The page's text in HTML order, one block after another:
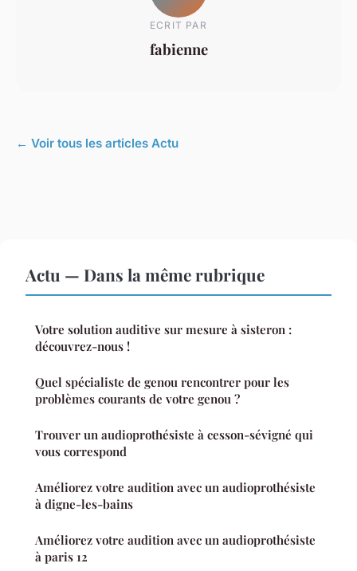
ECRIT PAR
fabienne
← Voir tous les articles Actu
Actu — Dans la même rubrique
Votre solution auditive sur mesure à sisteron :
découvrez-nous !
Quel spécialiste de genou rencontrer pour les
problèmes courants de votre genou ?
Trouver un audioprothésiste à cesson-sévigné qui
vous correspond
Améliorez votre audition avec un audioprothésiste
à digne-les-bains
Améliorez votre audition avec un audioprothésiste
à paris 12